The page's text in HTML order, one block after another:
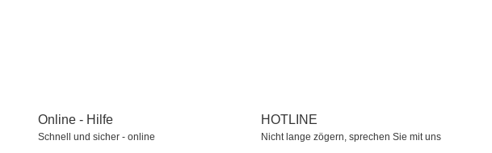
Online - Hilfe
Schnell und sicher - online
HOTLINE
Nicht lange zögern, sprechen Sie mit uns